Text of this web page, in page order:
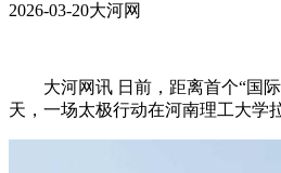
2026-03-20大河网
大河网讯 日前，距离首个“国
天，一场太极行动在河南理工大学